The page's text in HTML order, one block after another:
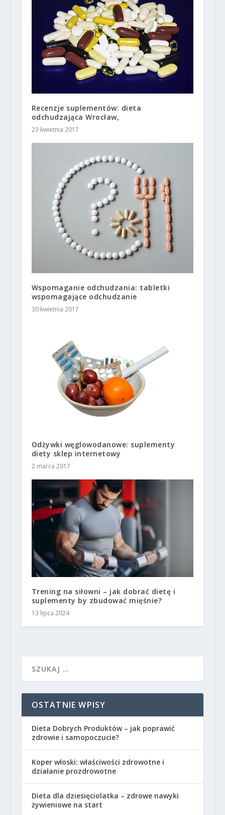
Recenzje suplementów: dieta
odchudzająca Wrocław,
23 kwietnia 2017
Wspomaganie odchudzania: tabletki
wspomagające odchudzanie
30 kwietnia 2017
Odżywki węglowodanowe: suplementy
diety sklep internetowy
2 marca 2017
Trening na siłowni – jak dobrać dietę i
suplementy by zbudować mięśnie?
13 lipca 2024
OSTATNIE WPISY
Dieta Dobrych Produktów – jak poprawić
zdrowie i samopoczucie?
Koper włoski: właściwości zdrowotne i
działanie prozdrowotne
Dieta dla dziesięciolatka – zdrowe nawyki
żywieniowe na start